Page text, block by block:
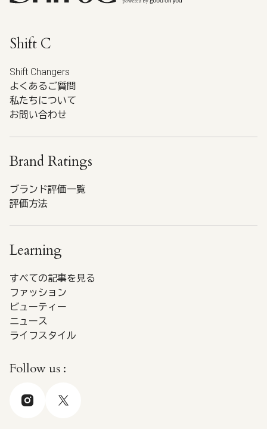
Shift C
Shift Changers
よくあるご質問
私たちについて
お問い合わせ
Brand Ratings
ブランド評価一覧
評価方法
Learning
すべての記事を見る
ファッション
ビューティー
ニュース
ライフスタイル
Follow us :